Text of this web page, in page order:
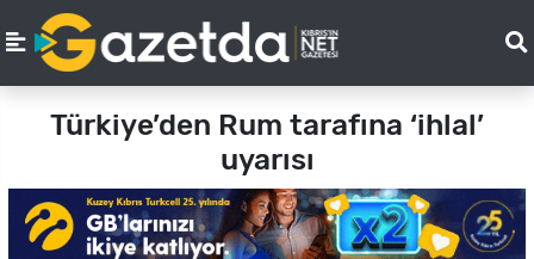
Türkiye’den Rum tarafına ‘ihlal’
uyarısı